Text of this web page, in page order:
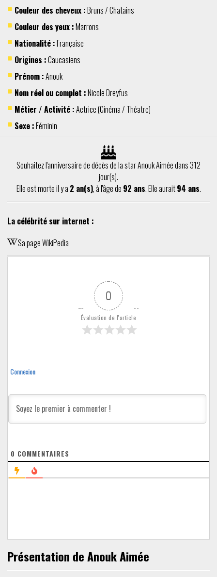
Couleur des cheveux :Bruns / Chatains
Couleur des yeux :Marrons
Nationalité :Française
Origines :Caucasiens
Prénom :Anouk
Nom réel ou complet :Nicole Dreyfus
Métier / Activité :Actrice(Cinéma / Théatre)
Sexe :Féminin
Souhaitez l'anniversaire de décès de la star Anouk Aimée dans 312
jour(s).
Elle est morte il y a 2 an(s), à l'âge de 92 ans. Elle aurait94 ans.
La célébrité sur internet :
Sa page WikiPedia
0
Évaluation de l'article
Connexion
0 COMMENTAIRES
Présentation de Anouk Aimée